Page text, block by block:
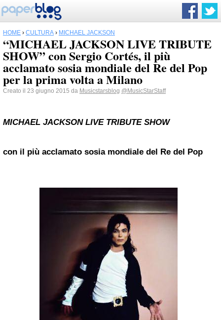
HOME › CULTURA › MICHAEL JACKSON
“MICHAEL JACKSON LIVE TRIBUTE
SHOW” con Sergio Cortés, il più
acclamato sosia mondiale del Re del Pop
per la prima volta a Milano
Creato il 23 giugno 2015 da Musicstarsblog @MusicStarStaff
MICHAEL JACKSON LIVE TRIBUTE SHOW
con il più acclamato sosia mondiale del Re del Pop